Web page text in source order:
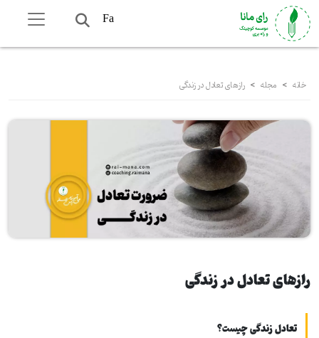
Fa
خانه > مجله > رازهای تعادل در زندگی
رازهای تعادل در زندگی
تعادل زندگی چیست؟